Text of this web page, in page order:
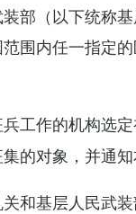
部（以下统称
围内任一指定
工作的机构选
的对象，并通知
和基层人民武